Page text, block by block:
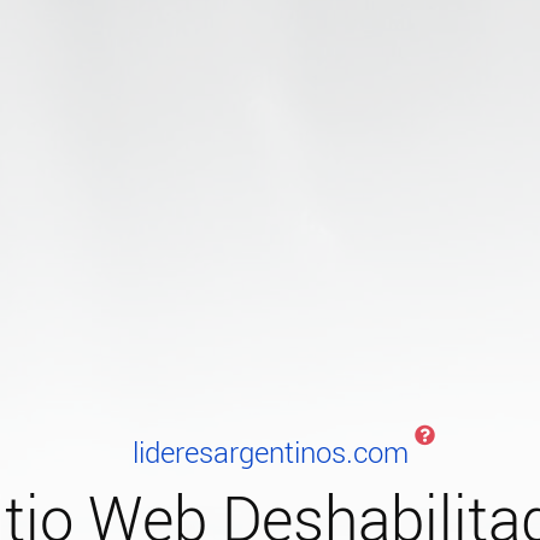
lideresargentinos.com
Web